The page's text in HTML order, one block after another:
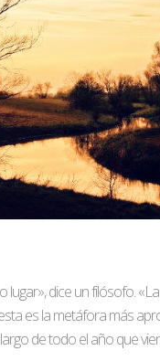
dice un filósofo.
es la metáfora más
de todo el año que